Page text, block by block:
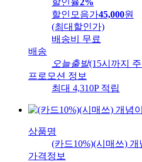
할인율2%
할인모음가45,000원
(최대할인가)
배송비
무료
배송
오늘출발(15시까지
프로모션 정보
최대 4,310P 적립
상품명
(카드10%)(시매쓰)
가격정보